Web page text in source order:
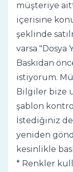
müşteriye
içerisine
şeklinde
varsa
Baskıdan
istiyorum.
Bilgiler bize
şablon
İstediğiniz
yeniden
kesinlikle
* Renkler